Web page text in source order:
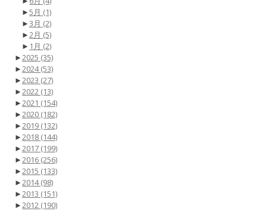
►5月 (1)
►3月 (2)
►2月 (5)
► 1月 (2)
►2025 (35)
►2024(53)
►2023 (27)
►2022 (13)
►2021 (154)
►2020 (182)
►2019 (132)
►2018 (144)
►2017 (199)
►2016 (256)
►2015 (133)
►2014(98)
►2013 (151)
►2012 (190)